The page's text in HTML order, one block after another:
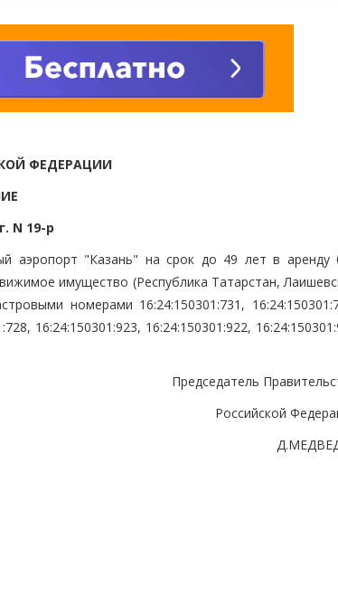
ФЕДЕРАЦИИ
N 19-р
аэропорт "Казань" на срок до 49 лет в аренду
имущество (Республика Татарстан,
номерами 16:24:150301:731,
16:24:150301:923, 16:24:150301:922,
Председатель
Российской